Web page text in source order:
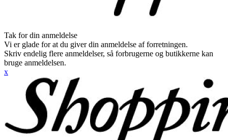
Tak for din anmeldelse
Vi er glade for at du giver din anmeldelse af forretningen.
Skriv endelig flere anmeldelser, så forbrugerne og butikkerne kan
bruge anmeldelsen.
x